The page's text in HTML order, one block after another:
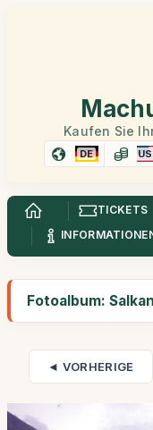
Kaufen Sie
DE
TICKETS
Fotoalbum:
◄ VORHERIGE